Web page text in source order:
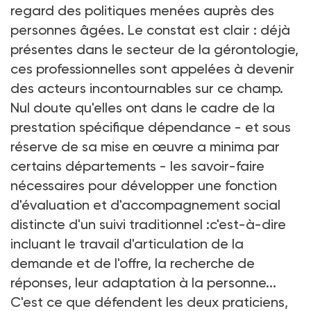
regard des politiques menées auprès des
personnes âgées. Le constat est clair : déjà
présentes dans le secteur de la gérontologie,
ces professionnelles sont appelées à devenir
des acteurs incontournables sur ce champ.
Nul doute qu'elles ont dans le cadre de la
prestation spécifique dépendance - et sous
réserve de sa mise en œuvre a minima par
certains départements - les savoir-faire
nécessaires pour développer une fonction
d'évaluation et d'accompagnement social
distincte d'un suivi traditionnel :c'est-à-dire
incluant le travail d'articulation de la
demande et de l'offre, la recherche de
réponses, leur adaptation à la personne...
C'est ce que défendent les deux praticiens,